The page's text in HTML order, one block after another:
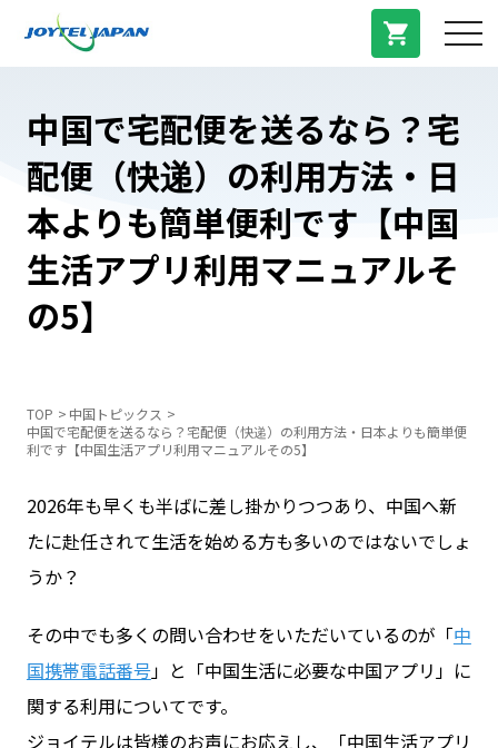
ログイン
料金プラン
プラン/商品
よくある質問
中国で宅配便を送るなら？宅
配便（快递）の利用方法・日
本よりも簡単便利です【中国
生活アプリ利用マニュアルそ
の5】
TOP
中国トピックス
中国で宅配便を送るなら？宅配便（快递）の利用方法・日本よりも簡単便
利です【中国生活アプリ利用マニュアルその5】
2026年も早くも半ばに差し掛かりつつあり、中国へ新
たに赴任されて生活を始める方も多いのではないでしょ
うか？
その中でも多くの問い合わせをいただいているのが「中
国携帯電話番号」と「中国生活に必要な中国アプリ」に
関する利用についてです。
ジョイテルは皆様のお声にお応えし、「中国生活アプリ